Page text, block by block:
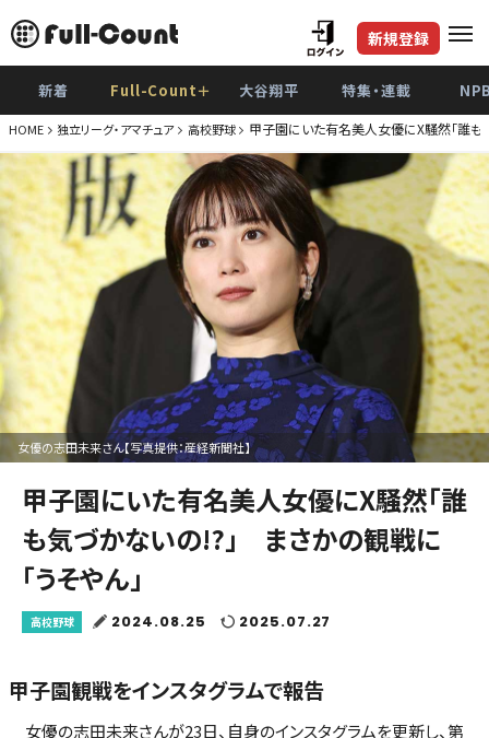
新規登録
新着 Full-Count＋ 大谷翔平 特集・連載
HOME 独立リーグ・アマチュア 高校野球 甲子園にいた有名美人女優にX騒然「誰も
女優の志田未来さん【写真提供：産経新聞社】
甲子園にいた有名美人女優にX騒然「誰
も気づかないの!?」 まさかの観戦に
「うそやん」
高校野球 2024.08.25 2025.07.27
甲子園観戦をインスタグラムで報告
女優の志田未来さんが23日、自身のインスタグラムを更新し、第